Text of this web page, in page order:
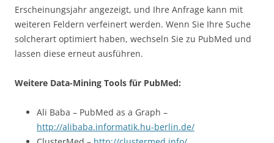
Erscheinungsjahr angezeigt, und Ihre Anfrage kann mit
weiteren Feldern verfeinert werden. Wenn Sie Ihre Suche
solcherart optimiert haben, wechseln Sie zu PubMed und
lassen diese erneut ausführen.
Weitere Data-Mining Tools für PubMed:
Ali Baba – PubMed as a Graph –
http://alibaba.informatik.hu-berlin.de/